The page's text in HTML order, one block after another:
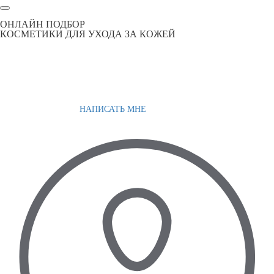
ОНЛАЙН ПОДБОР
КОСМЕТИКИ ДЛЯ УХОДА ЗА КОЖЕЙ
НАПИСАТЬ МНЕ